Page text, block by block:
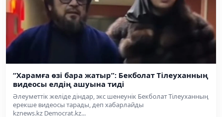
“Харамға өзі бара жатыр”: Бекболат Тілеуханның
видеосы елдің ашуына тиді
Әлеуметтік желіде діндар, экс шенеунік Бекболат Тілеуханның
ерекше видеосы тарады, деп хабарлайды
kznews.kz Democrat.kz...